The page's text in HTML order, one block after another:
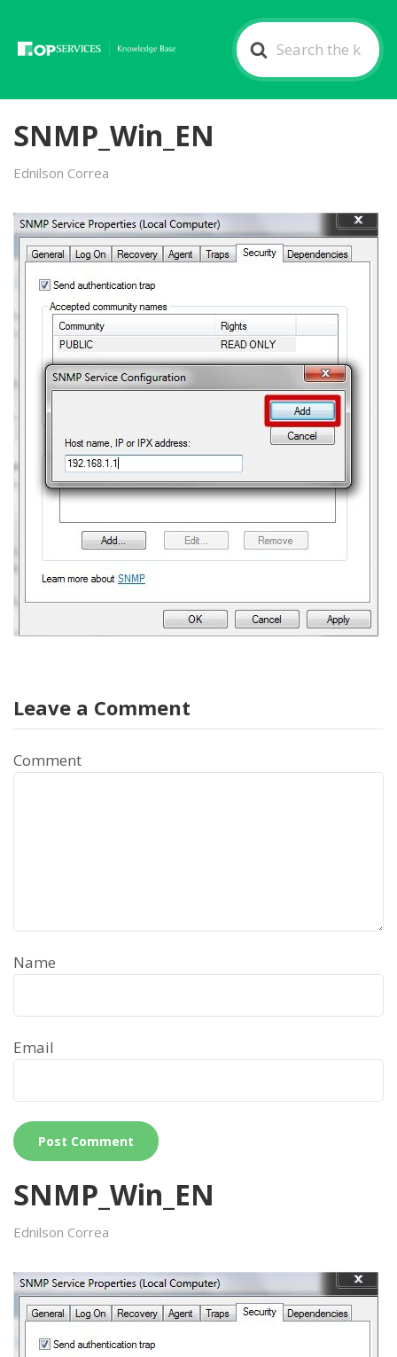
Search
For
SNMP_Win_EN
Ednilson Correa
Leave a Comment
Comment
Name
Email
SNMP_Win_EN
Ednilson Correa